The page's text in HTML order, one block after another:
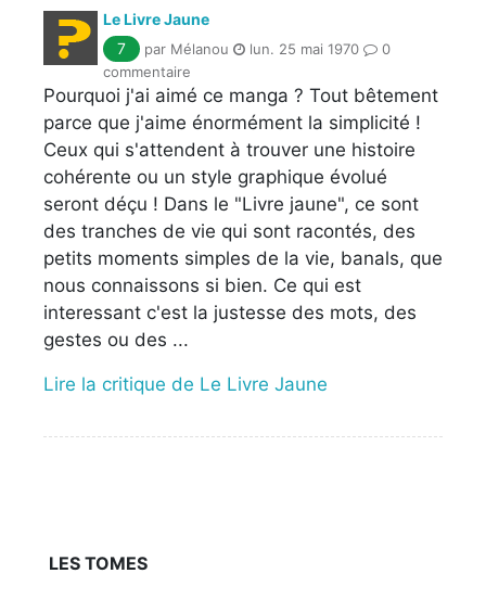
Le Livre Jaune
7
par Mélanou lun. 25 mai 1970
0
commentaire
Pourquoi j'ai aimé ce manga ? Tout bêtement
parce que j'aime énormément la simplicité !
Ceux qui s'attendent à trouver une histoire
cohérente ou un style graphique évolué
seront déçu ! Dans le "Livre jaune", ce sont
des tranches de vie qui sont racontés, des
petits moments simples de la vie, banals, que
nous connaissons si bien. Ce qui est
interessant c'est la justesse des mots, des
gestes ou des ...
Lire la critique de Le Livre Jaune
LES TOMES